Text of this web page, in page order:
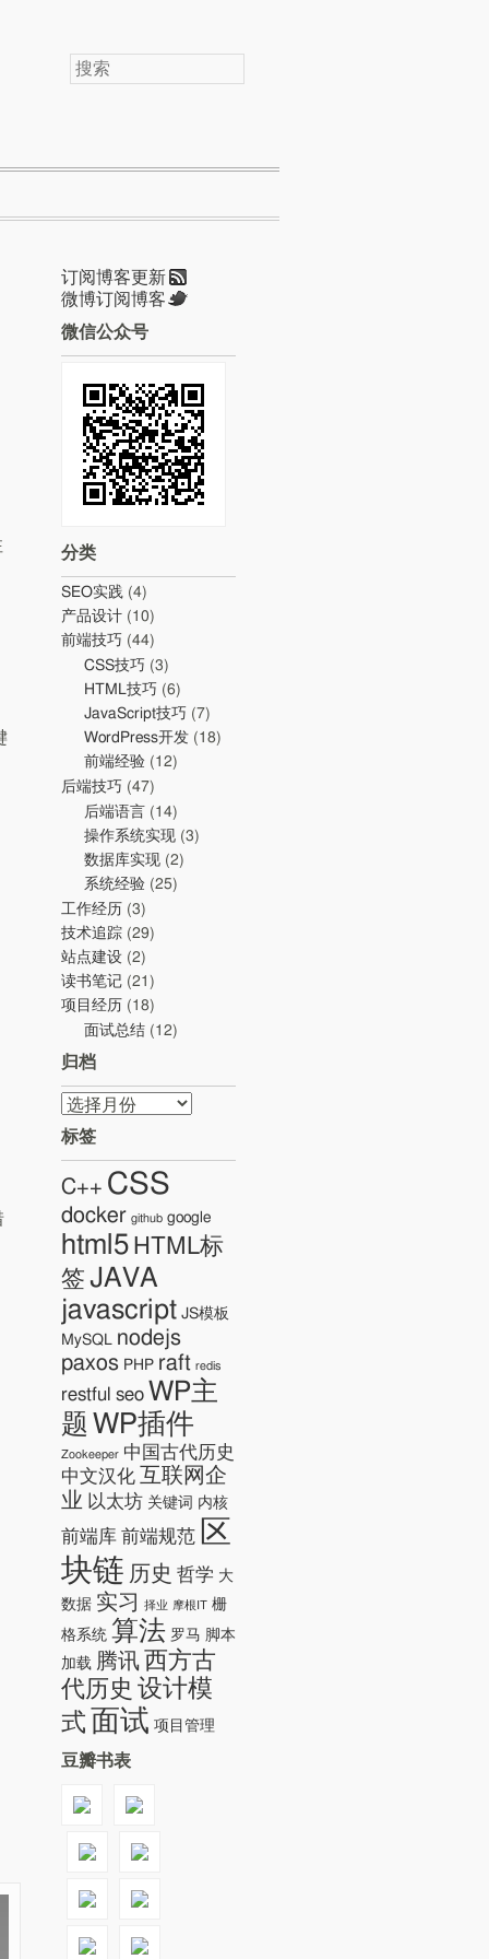
订阅博客更新
微博订阅博客
微信公众号
分类
SEO实践 (4)
产品设计 (10)
前端技巧 (44)
CSS技巧 (3)
HTML技巧 (6)
JavaScript技巧 (7)
WordPress开发 (18)
前端经验 (12)
后端技巧 (47)
后端语言 (14)
操作系统实现 (3)
数据库实现 (2)
系统经验 (25)
工作经历 (3)
技术追踪 (29)
站点建设 (2)
读书笔记 (21)
项目经历 (18)
面试总结 (12)
归档
归
档
标签
C++ CSS
docker github google
html5 HTML标
签 JAVA
javascript JS模板
MySQL nodejs
paxos PHP raft redis
restful seo WP主
题 WP插件
Zookeeper 中国古代历史
中文汉化 互联网企
业 以太坊 关键词 内核
前端库 前端规范 区
块链 历史 哲学 大
数据 实习 择业 摩根IT 栅
格系统 算法 罗马 脚本
加载 腾讯 西方古
代历史 设计模
式 面试 项目管理
豆瓣书表